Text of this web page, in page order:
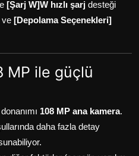
[Şarj W]W hızlı şarj desteği
ve [Depolama Seçenekleri]
MP ile güçlü
108 MP ana kamera.
daha fazla detay